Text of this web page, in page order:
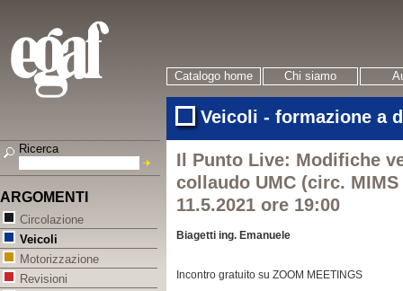
Catalogo home Chi siamo
Veicoli - formazione a
Il Punto Live: Modifiche
collaudo UMC (circ. MIMS
11.5.2021 ore 19:00
Biagetti ing. Emanuele
Incontro gratuito su ZOOM MEETINGS
Ricerca
ARGOMENTI
Circolazione
Veicoli
Motorizzazione
Revisioni